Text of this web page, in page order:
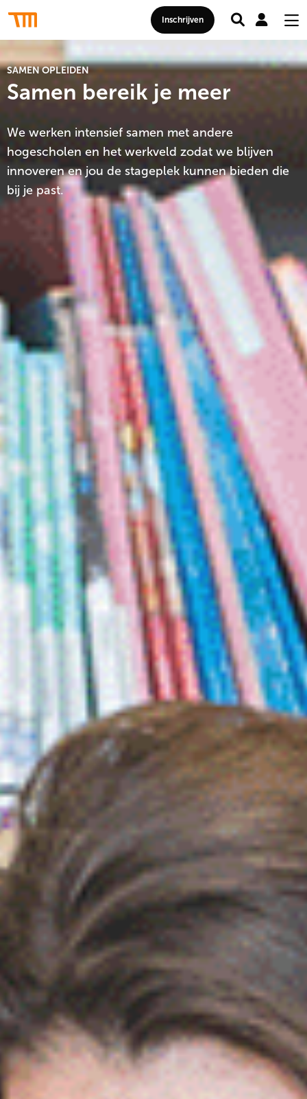
Thomas
Hogeschool
Inschrijven Zoeken
SAMEN OPLEIDEN
Samen bereik je meer
We werken intensief samen met andere
hogescholen en het werkveld zodat we blijven
innoveren en jou de stageplek kunnen bieden die
bij je past.